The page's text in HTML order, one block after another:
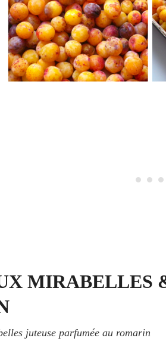
MIRABELLES
juteuse parfumée au romarin